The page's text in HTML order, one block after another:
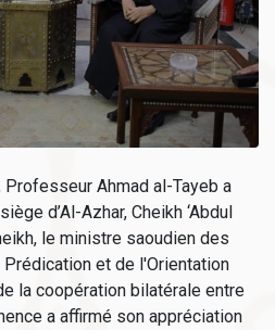
Professeur Ahmad al-Tayeb a
d’Al-Azhar, Cheikh ‘Abdul
le ministre saoudien des
et de l'Orientation
la coopération bilatérale entre
a affirmé son appréciation